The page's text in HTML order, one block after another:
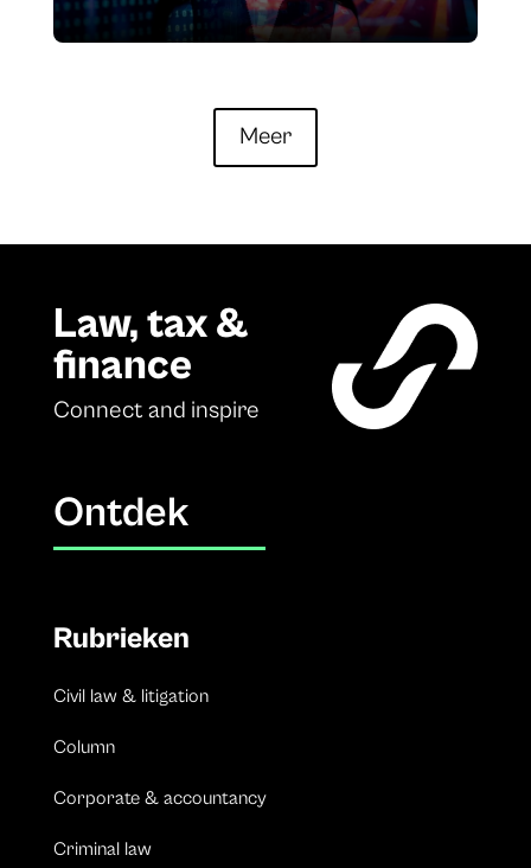
Meer
Law, tax &
finance
Connect and inspire
Ontdek
Rubrieken
Civil law & litigation
Column
Corporate & accountancy
Criminal law